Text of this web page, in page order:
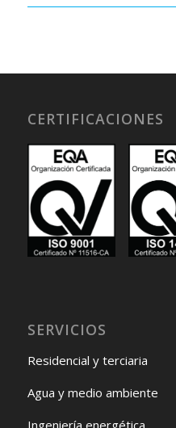
CERTIFICACIONES
SERVICIOS
Residencial y terciaria
Agua y medio ambiente
Ingeniería energética